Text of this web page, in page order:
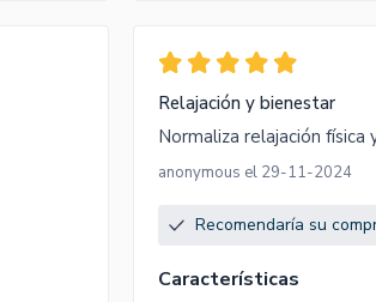
Relajación y bienestar
Normaliza relajación
anonymous el 29-11-2024
Recomendaría su
Características